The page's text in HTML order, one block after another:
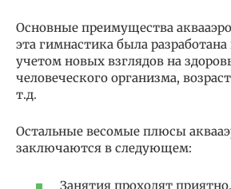
Основные преимущества
эта гимнастика была разработана
учетом новых взглядов на
человеческого организма,
т.д.
Остальные весомые плюсы
заключаются в следующем:
Занятия проходят